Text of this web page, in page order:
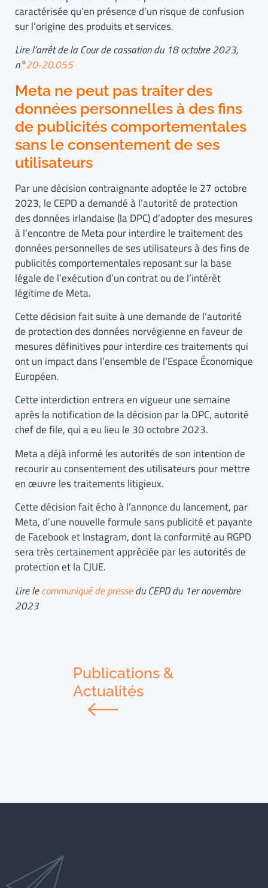
caractérisée qu’en présence d’un risque de confusion
sur l’origine des produits et services.
Lire l’arrêt de la Cour de cassation du 18 octobre 2023,
n°20-20.055
Meta ne peut pas traiter des
données personnelles à des fins
de publicités comportementales
sans le consentement de ses
utilisateurs
Par une décision contraignante adoptée le 27 octobre
2023, le CEPD a demandé à l’autorité de protection
des données irlandaise (la DPC) d’adopter des mesures
à l’encontre de Meta pour interdire le traitement des
données personnelles de ses utilisateurs à des fins de
publicités comportementales reposant sur la base
légale de l’exécution d’un contrat ou de l’intérêt
légitime de Meta.
Cette décision fait suite à une demande de l’autorité
de protection des données norvégienne en faveur de
mesures définitives pour interdire ces traitements qui
ont un impact dans l’ensemble de l’Espace Économique
Européen.
Cette interdiction entrera en vigueur une semaine
après la notification de la décision par la DPC, autorité
chef de file, qui a eu lieu le 30 octobre 2023.
Meta a déjà informé les autorités de son intention de
recourir au consentement des utilisateurs pour mettre
en œuvre les traitements litigieux.
Cette décision fait écho à l’annonce du lancement, par
Meta, d’une nouvelle formule sans publicité et payante
de Facebook et Instagram, dont la conformité au RGPD
sera très certainement appréciée par les autorités de
protection et la CJUE.
Lire lecommuniqué de pressedu CEPD du 1er novembre
2023
Publications &
Actualités